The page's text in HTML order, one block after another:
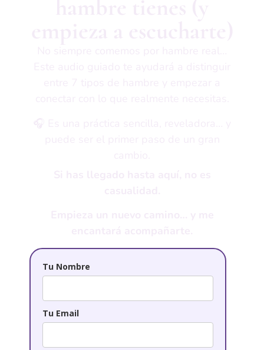
Tu Nombre
Tu Email